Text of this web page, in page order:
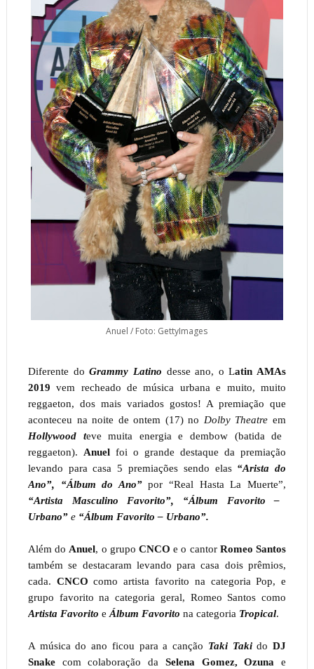
Anuel / Foto: GettyImages
Diferente doGrammy Latino desse ano, o Latin AMAs
2019 vem recheado de música urbana e muito, muito
reggaeton, dos mais variados gostos! A premiação que
aconteceu na noite de ontem (17) no Dolby Theatre em
Hollywood teve muita energia e dembow (batida de
reggaeton). Anuelfoi o grande destaque da premiação
levando para casa 5 premiações sendo elas “Arista do
Ano”, “Álbum do Ano”por “Real Hasta La Muerte”,
“Artista Masculino Favorito”, “Álbum Favorito –
Urbano” e “Álbum Favorito – Urbano”.
Além do Anuel, o grupo CNCO e o cantorRomeo Santos
também se destacaram levando para casa dois prêmios,
cada. CNCOcomo artista favorito na categoria Pop, e
grupo favorito na categoria geral, Romeo Santos como
Artista Favorito e Álbum Favorito na categoria Tropical.
A música do ano ficou para a canção Taki Takido DJ
Snakecom colaboração da Selena Gomez, Ozunae